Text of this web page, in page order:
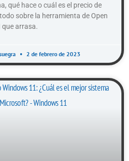
qué hace o cuál es el precio de
sobre la herramienta de Open
que arrasa.
2 de febrero de 2023